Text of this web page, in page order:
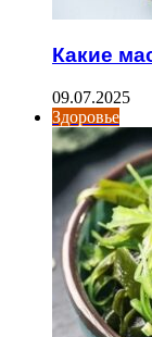
Какие
09.07.2025
Здоровье